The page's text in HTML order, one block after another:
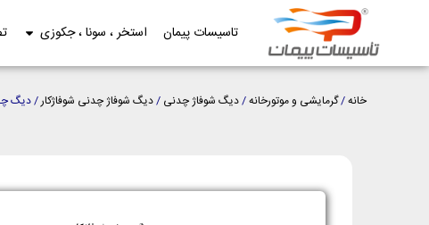
تاسیسات پیمان استخر ، سونا ، جکوزی
خانه/گرمایشی و موتورخانه/دیگ شوفاژ چدنی /دیگ شوفاژ چدنی شوفاژکار/ دیگ